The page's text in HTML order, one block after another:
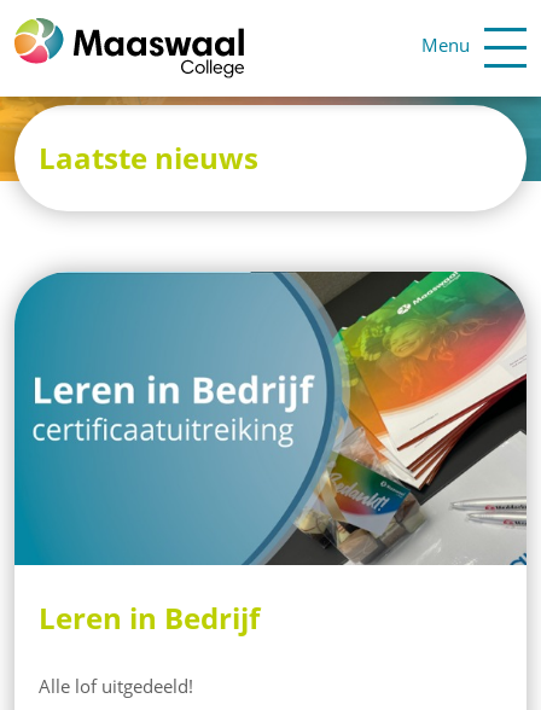
Menu
Laatste nieuws
Leren in Bedrijf
Alle lof uitgedeeld!